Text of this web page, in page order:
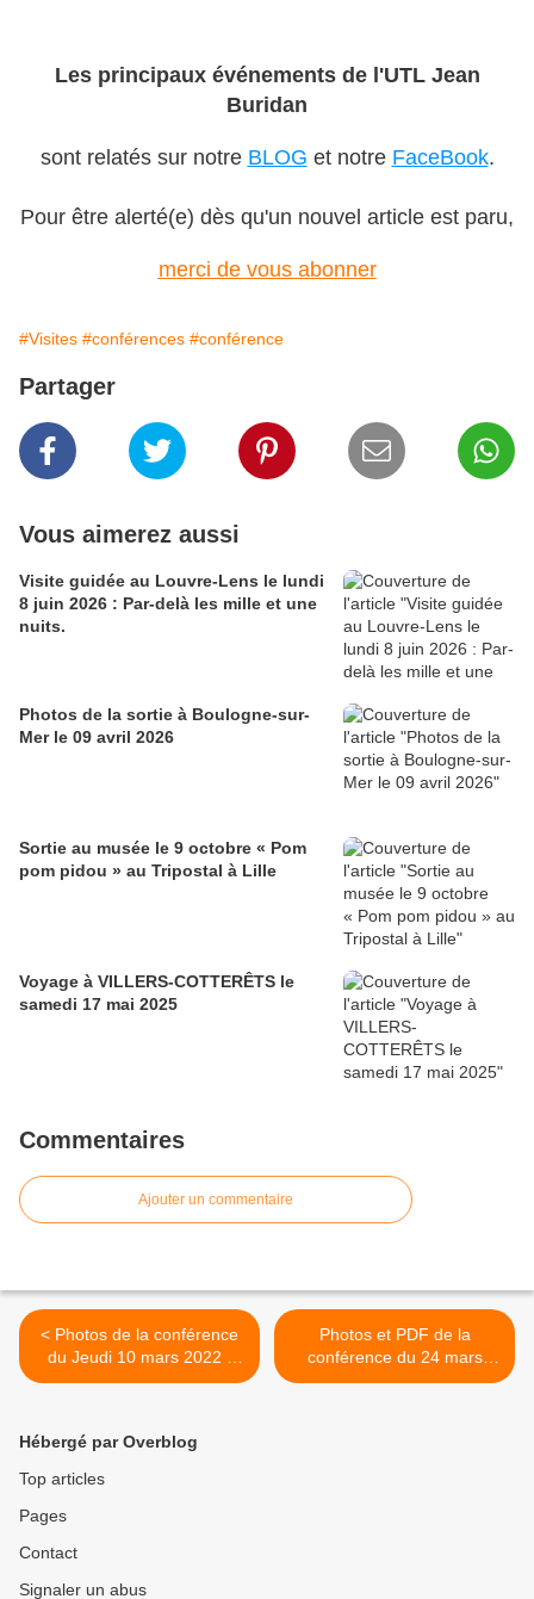
Les principaux événements de l'UTL Jean
Buridan
sont relatés sur notre BLOG et notre FaceBook.
Pour être alerté(e) dès qu'un nouvel article est paru,
merci de vous abonner
#Visites #conférences #conférence
Partager
Vous aimerez aussi
Visite guidée au Louvre-Lens le lundi
8 juin 2026 : Par-delà les mille et une
nuits.
Photos de la sortie à Boulogne-sur-
Mer le 09 avril 2026
Sortie au musée le 9 octobre « Pom
pom pidou » au Tripostal à Lille
Voyage à VILLERS-COTTERÊTS le
samedi 17 mai 2025
Commentaires
Ajouter un commentaire
< Photos de la conférence
du Jeudi 10 mars 2022 :
Notre Dame de la Treille
Photos et PDF de la
conférence du 24 mars
2022: La coopération
Hébergé par Overblog
Top articles
Pages
Contact
Signaler un abus